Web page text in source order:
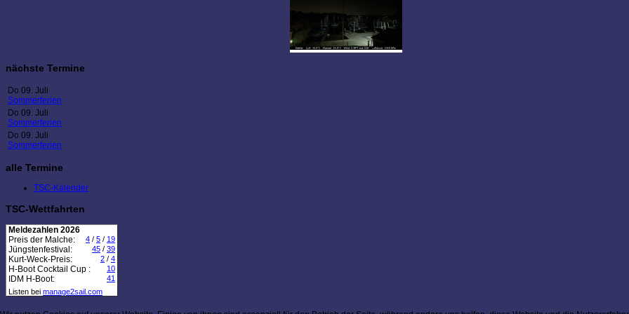
nächste Termine
Do 09. Juli
Sommerferien
Do 09. Juli
Sommerferien
Do 09. Juli
Sommerferien
alle Termine
TSC-Kalender
TSC-Wettfahrten
Meldezahlen 2026
Preis der Malche:
4 / 5 / 19
Jüngstenfestival: 45 / 39
Kurt-Weck-Preis: 2 / 4
H-Boot Cocktail Cup : 10
IDM H-Boot:
41
Listen bei manage2sail.com